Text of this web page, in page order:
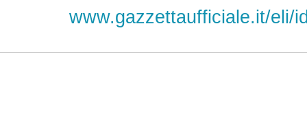
www.gazzettaufficiale.it/eli/